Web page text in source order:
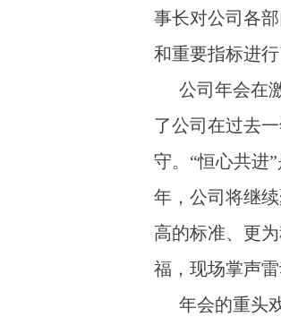
事长对公司各
和重要指标进行
公司年会在
了公司在过去
守。“恒心共进
年，公司将继
高的标准、更
福，现场掌声雷
年会的重头